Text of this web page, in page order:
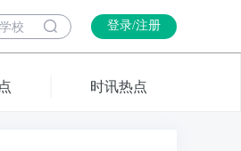
登录/注册
时讯热点